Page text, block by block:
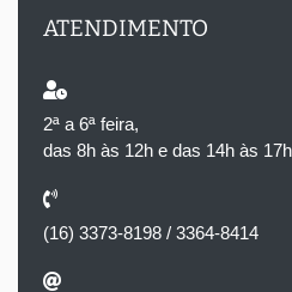
ATENDIMENTO
2ª a 6ª feira,
das 8h às 12h e das 14h às 17h
(16) 3373-8198 / 3364-8414